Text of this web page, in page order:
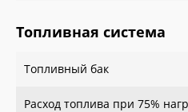
Топливная система
Топливный бак
Расход топлива при 75%